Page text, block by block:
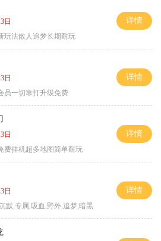
日
玩法散人追梦长期耐玩
详情
日
员一切靠打升级免费
详情
日
费挂机超多地图简单耐玩
详情
日
默,专属,吸血,野外,追梦,暗黑
详情